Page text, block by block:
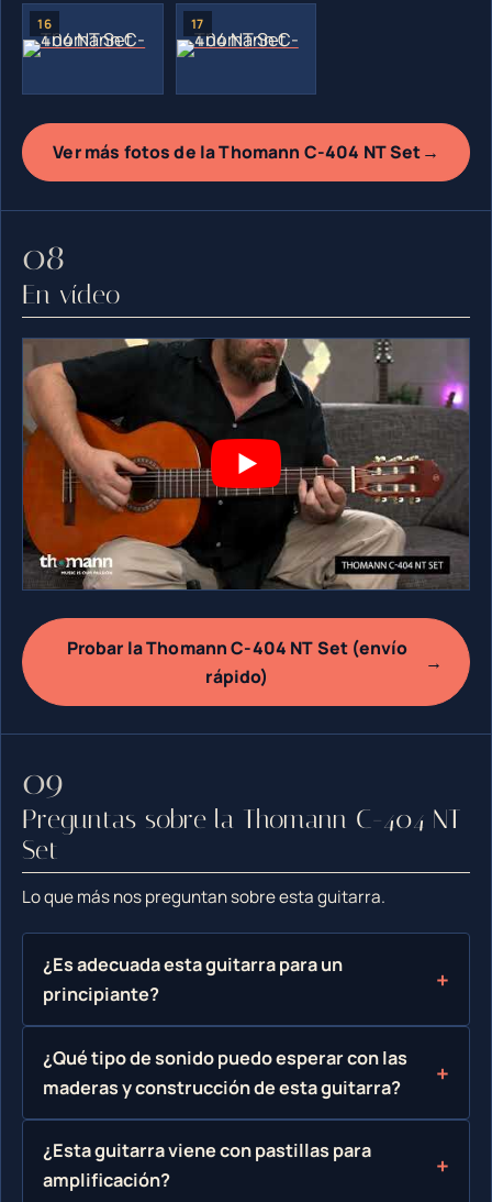
Ver más fotos de la Thomann C-404 NT Set→
En vídeo
Probar la Thomann C-404 NT Set (envío
rápido)
→
Preguntas sobre la Thomann C-404 NT
Set
Lo que más nos preguntan sobre esta guitarra.
¿Es adecuada esta guitarra para un
principiante?
¿Qué tipo de sonido puedo esperar con las
maderas y construcción de esta guitarra?
¿Esta guitarra viene con pastillas para
amplificación?